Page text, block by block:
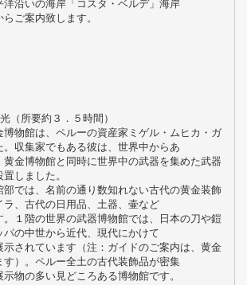
洋沿いの海岸「コスタ・ベルデ」海岸
ご案内致します。
（所要約３．５時間）
物館は、ペルーの資産家ミゲル・ムヒカ・ガ
。収集家でもある彼は、世界中からあ
黄金博物館と同時に世界中の武器を集めた武器
しました。
では、名前の通り数知れない古代の黄金装飾
、古代の日用品、土器、壷など
１階の世界の武器博物館では、日本の刀や鎧
パの中世から近代、現代にかけて
されています（注：ガイドのご案内は、黄金
）。ペルー全土の古代装飾品が密集
物の多い見どころある博物館です。